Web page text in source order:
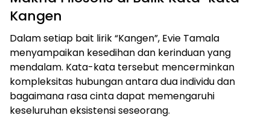
Kangen
Dalam setiap bait lirik “Kangen”, Evie Tamala
menyampaikan kesedihan dan kerinduan yang
mendalam. Kata-kata tersebut mencerminkan
kompleksitas hubungan antara dua individu dan
bagaimana rasa cinta dapat memengaruhi
keseluruhan eksistensi seseorang.